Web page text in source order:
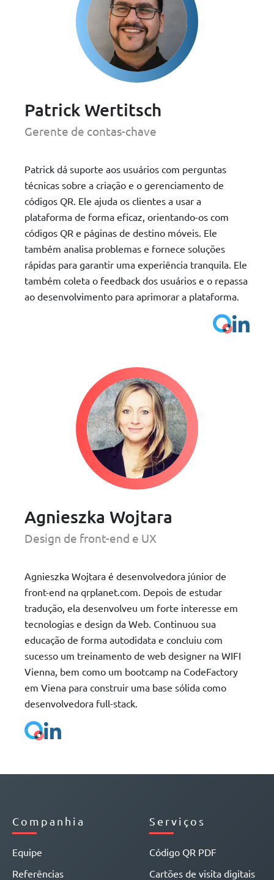
Patrick Wertitsch
Gerente de contas-chave
Patrick dá suporte aos usuários com perguntas
técnicas sobre a criação e o gerenciamento de
códigos QR. Ele ajuda os clientes a usar a
plataforma de forma eficaz, orientando-os com
códigos QR e páginas de destino móveis. Ele
também analisa problemas e fornece soluções
rápidas para garantir uma experiência tranquila. Ele
também coleta o feedback dos usuários e o repassa
ao desenvolvimento para aprimorar a plataforma.
Agnieszka Wojtara
Design de front-end e UX
Agnieszka Wojtara é desenvolvedora júnior de
front-end na qrplanet.com. Depois de estudar
tradução, ela desenvolveu um forte interesse em
tecnologias e design da Web. Continuou sua
educação de forma autodidata e concluiu com
sucesso um treinamento de web designer na WIFI
Vienna, bem como um bootcamp na CodeFactory
em Viena para construir uma base sólida como
desenvolvedora full-stack.
Companhia
Equipe
Referências
Serviços
Código QR PDF
Cartões de visita digitais